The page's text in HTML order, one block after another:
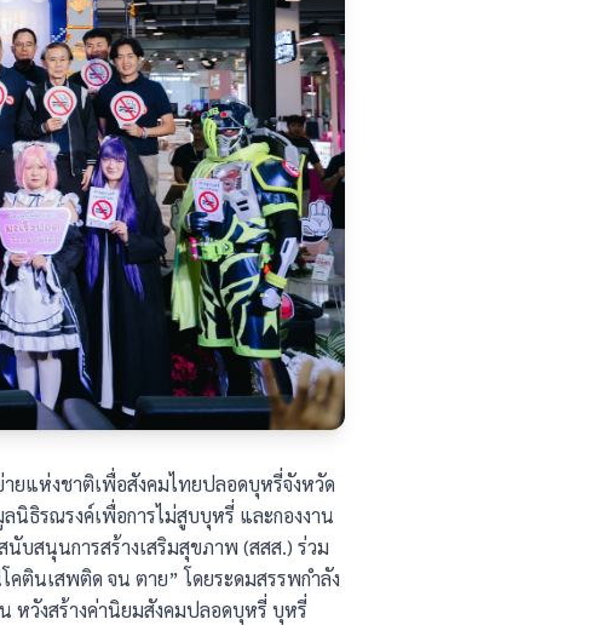
ยแห่งชาติเพื่อสังคมไทยปลอดบุหรี่จังหวัด
นิธิรณรงค์เพื่อการไม่สูบบุหรี่ และกองงาน
บสนุนการสร้างเสริมสุขภาพ (สสส.) ร่วม
ตินเสพติด จน ตาย” โดยระดมสรรพกำลัง
หวังสร้างค่านิยมสังคมปลอดบุหรี่ บุหรี่